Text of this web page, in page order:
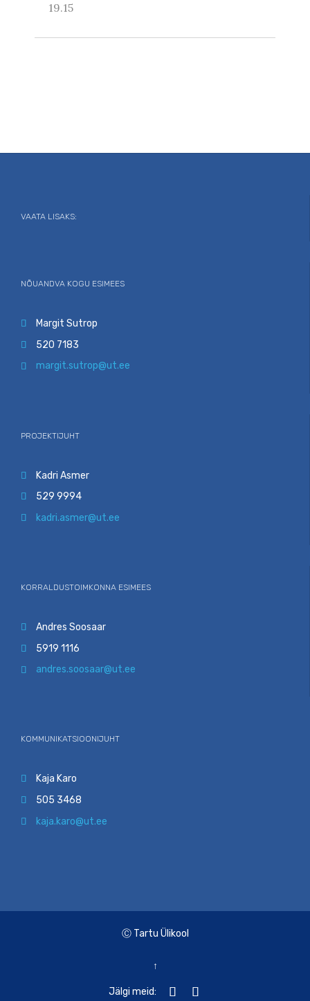
19.15
VAATA LISAKS:
NÕUANDVA KOGU ESIMEES
 Margit Sutrop
 520 7183
 margit.sutrop@ut.ee
PROJEKTIJUHT
 Kadri Asmer
 529 9994
 kadri.asmer@ut.ee
KORRALDUSTOIMKONNA ESIMEES
 Andres Soosaar
 5919 1116
 andres.soosaar@ut.ee
KOMMUNIKATSIOONIJUHT
 Kaja Karo
 505 3468
 kaja.karo@ut.ee
Ⓒ Tartu Ülikool
↑
Jälgi meid:  